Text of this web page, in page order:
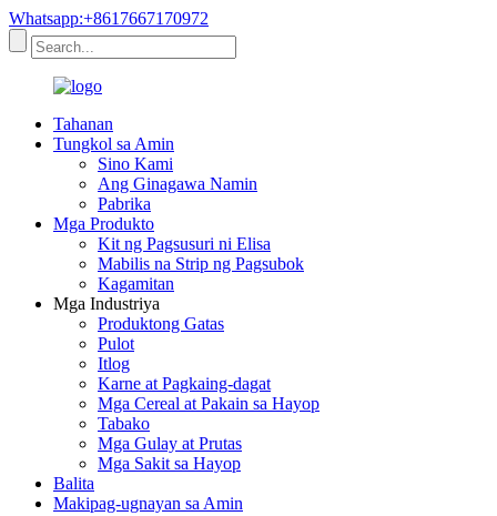
Whatsapp:+8617667170972
Tahanan
Tungkol sa Amin
Sino Kami
Ang Ginagawa Namin
Pabrika
Mga Produkto
Kit ng Pagsusuri ni Elisa
Mabilis na Strip ng Pagsubok
Kagamitan
Mga Industriya
Produktong Gatas
Pulot
Itlog
Karne at Pagkaing-dagat
Mga Cereal at Pakain sa Hayop
Tabako
Mga Gulay at Prutas
Mga Sakit sa Hayop
Balita
Makipag-ugnayan sa Amin